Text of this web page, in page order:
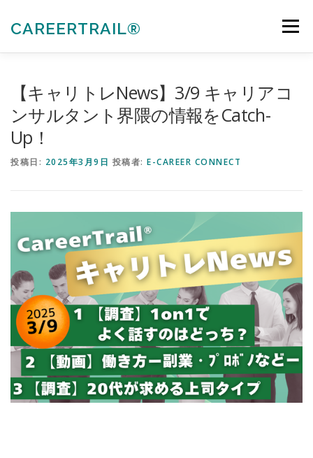
CAREERTRAIL® メニュー
法人向けサービス
【キャリトレNews】3/9 キャリアコ
ンサルタント界隈の情報をCatch-
Up！
投稿日: 2025年3月9日 投稿者: E-CAREER CONNECT